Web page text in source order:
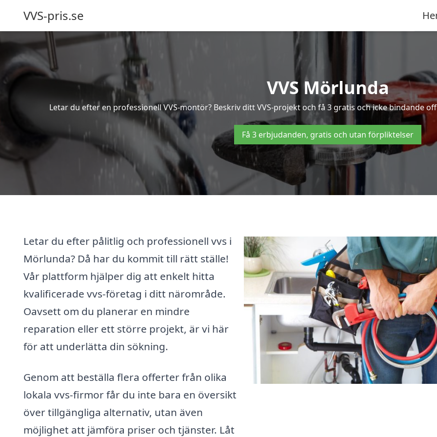
VVS-pris.se
VVS Mörlunda
Letar du efter en professionell VVS-montör? Beskriv ditt VVS-projekt och få 3 gratis och icke bindande
Få 3 erbjudanden, gratis och utan förpliktelser
Letar du efter pålitlig och professionell vvs i
Mörlunda? Då har du kommit till rätt ställe!
Vår plattform hjälper dig att enkelt hitta
kvalificerade vvs-företag i ditt närområde.
Oavsett om du planerar en mindre
reparation eller ett större projekt, är vi här
för att underlätta din sökning.
Genom att beställa flera offerter från olika
lokala vvs-firmor får du inte bara en översikt
över tillgängliga alternativ, utan även
möjlighet att jämföra priser och tjänster. Låt